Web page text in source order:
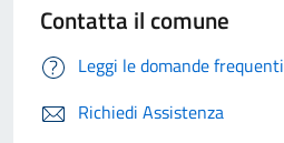
Contatta il comune
Leggi le domande frequenti
Richiedi Assistenza